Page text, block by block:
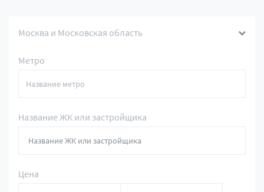
Москва и Московская область
Метро
Название ЖК или застройщика
Цена